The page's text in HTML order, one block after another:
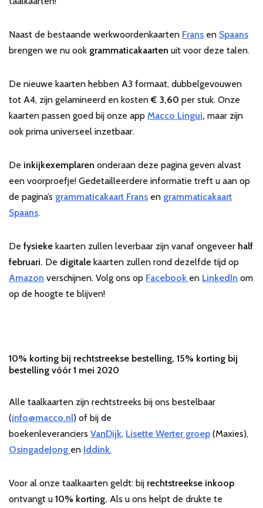
Naast de bestaande werkwoordenkaarten Frans en Spaans
brengen we nu ook grammaticakaarten uit voor deze talen.
De nieuwe kaarten hebben A3 formaat, dubbelgevouwen
tot A4, zijn gelamineerd en kosten€ 3,60 per stuk. Onze
kaarten passen goed bij onze app Macco Lingui, maar zijn
ook prima universeel inzetbaar.
De inkijkexemplaren onderaan deze pagina geven alvast
een voorproefje! Gedetailleerdere informatie treft u aan op
de pagina’s grammaticakaart Frans en grammaticakaart
Spaans.
Defysieke kaarten zullen leverbaar zijn vanaf ongeveer half
februari. De digitale kaarten zullen rond dezelfde tijd op
Amazon verschijnen. Volg ons op Facebook en LinkedIn om
op de hoogte te blijven!
10% korting bij rechtstreekse bestelling, 15% korting bij
bestelling vóór 1 mei 2020
Alle taalkaarten zijn rechtstreeks bij ons bestelbaar
(info@macco.nl) of bij de
boekenleveranciers VanDijk, Lisette Werter groep (Maxies),
OsingadeJong en Iddink.
Voor al onze taalkaarten geldt: bij rechtstreekse inkoop
ontvangt u 10% korting. Als u ons helpt de drukte te